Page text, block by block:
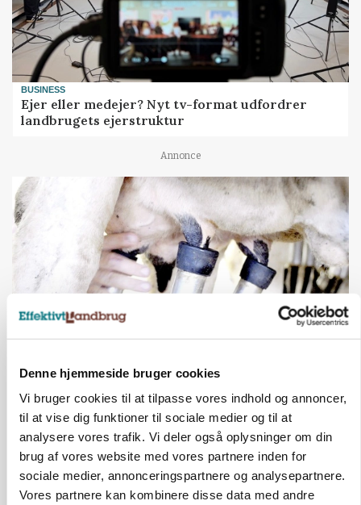
Denne hjemmeside bruger cookies
Vi bruger cookies til at tilpasse vores indhold og annoncer,
til at vise dig funktioner til sociale medier og til at
analysere vores trafik. Vi deler også oplysninger om din
brug af vores website med vores partnere inden for
sociale medier, annonceringspartnere og analysepartnere.
Vores partnere kan kombinere disse data med andre
BUSINESS
Ejer eller medejer? Nyt tv-format udfordrer
landbrugets ejerstruktur
Annonce
MARKED
Annonce
BUSINESS
Fra mark til mur: Byggeriet kan åbne nyt
marked for biokul